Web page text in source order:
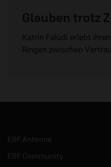
Glauben trotz
Katrin Faludi erlebt
Ringen zwischen
ERF Antenne
ERF Community